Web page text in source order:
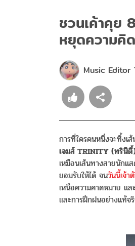
ชวนเค้าคุย
หยุดความคิ
Music Editor
การที่ใครคนหนึ่งจะทิ้งเ
เจมส์ TRINITY (ทรินิ
เหมือนเส้นทางสายนัก
ยอมรับให้ได้ จนวันนี้เจ้า
เหนือความคาดหมาย แ
และการฝึกฝนอย่างแท้จ